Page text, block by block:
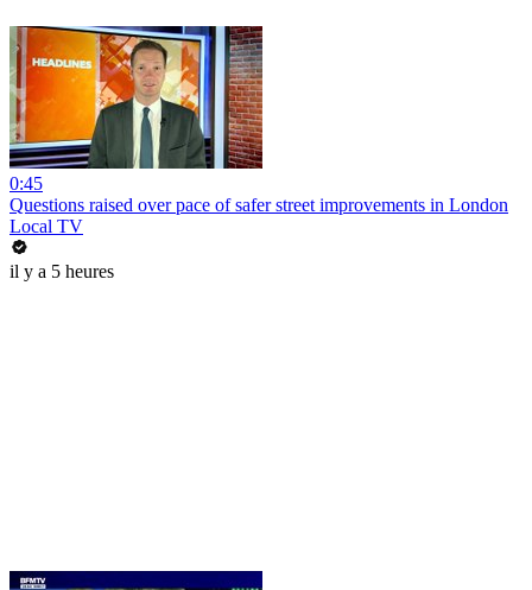
0:45
Questions raised over pace of safer street improvements in London
Local TV
il y a 5 heures